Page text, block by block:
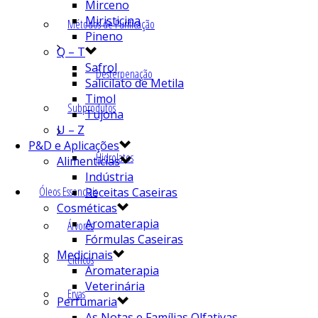
Métodos de Purificação
Desterpenação
Subprodutos
Hidrolatos
Óleos Essenciais
Árvores
Cítricos
Ervas
Mirceno
Miristicina
Pineno
Q – T
Safrol
Salicilato de Metila
Timol
Tujona
U – Z
P&D e Aplicações
Alimentícias
Indústria
Receitas Caseiras
Cosméticas
Aromaterapia
Fórmulas Caseiras
Medicinais
Aromaterapia
Veterinária
Perfumaria